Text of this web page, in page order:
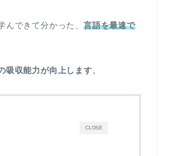
できて分かった、 言語を最速で
吸収能力が向上します。
CLOSE